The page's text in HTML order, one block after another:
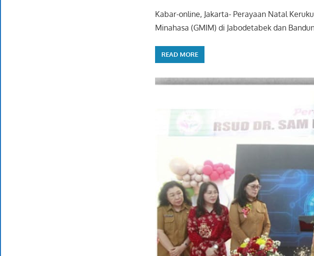
Kabar-online, Jakarta- Perayaan Natal
Minahasa (GMIM) di Jabodetabek dan
READ MORE